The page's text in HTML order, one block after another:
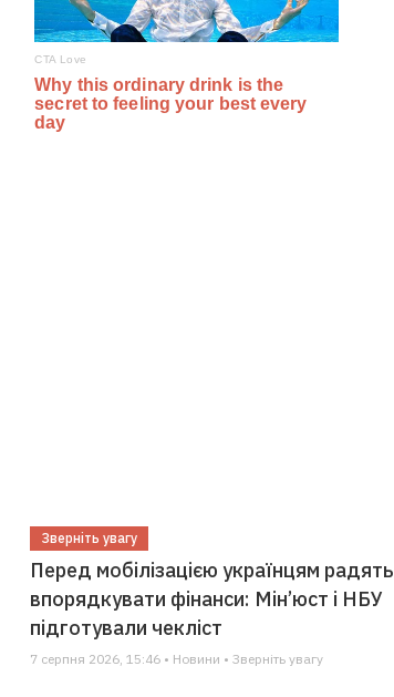
Зверніть увагу
Перед мобілізацією українцям радять
впорядкувати фінанси: Мін’юст і НБУ
підготували чекліст
7 серпня 2026, 15:46 • Новини • Зверніть увагу